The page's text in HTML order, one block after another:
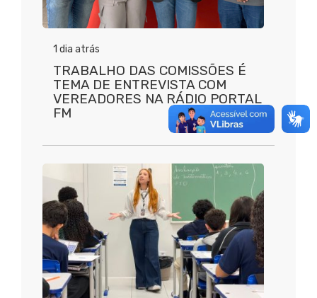
1 dia atrás
TRABALHO DAS COMISSÕES É
TEMA DE ENTREVISTA COM
VEREADORES NA RÁDIO PORTAL
FM